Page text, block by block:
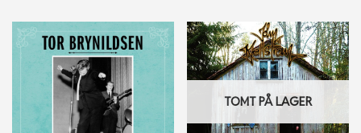
TOMT PÅ LAGER